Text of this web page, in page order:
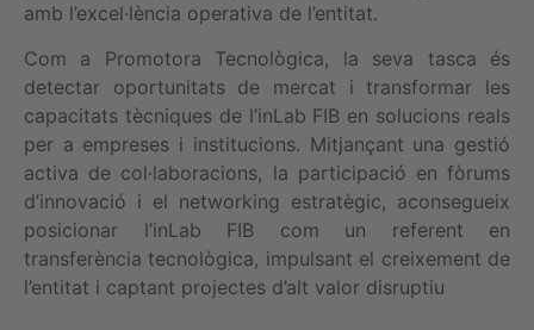
amb l’excel·lència operativa de l’entitat.
Com a Promotora Tecnològica, la seva tasca és
detectar oportunitats de mercat i transformar les
capacitats tècniques de l’inLab FIB en solucions reals
per a empreses i institucions. Mitjançant una gestió
activa de col·laboracions, la participació en fòrums
d’innovació i el networking estratègic, aconsegueix
posicionar l’inLab FIB com un referent en
transferència tecnològica, impulsant el creixement de
l’entitat i captant projectes d’alt valor disruptiu